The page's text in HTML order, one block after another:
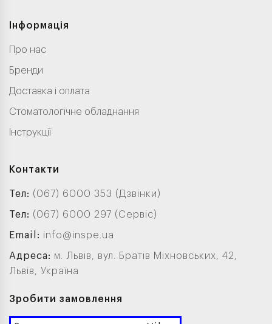
Інформація
Про нас
Бренди
Доставка і оплата
Стоматологічне обладнання
Інструкції
Контакти
Тел: (067) 6000 353 (Дзвінки)
Тел: (067) 6000 297 (Сервіс)
Email: info@inspe.ua
Адреса: м. Львів, вул. Братів Міхновських, 42,
Львів, Україна
Зробити замовлення